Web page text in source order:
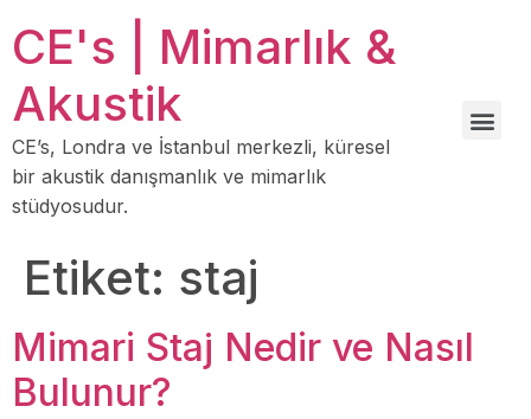
CE's | Mimarlık &
Akustik
CE’s, Londra ve İstanbul merkezli, küresel
bir akustik danışmanlık ve mimarlık
stüdyosudur.
Etiket: staj
Mimari Staj Nedir ve Nasıl
Bulunur?